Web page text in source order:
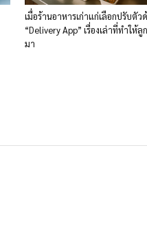
เมื่อร้านอาหารเก่าแก่เลือกปรับตัว
“Delivery App” เรื่องเล่าที่ทำให้
มา